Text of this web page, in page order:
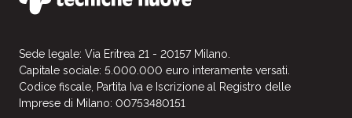
Sede legale: Via Eritrea 21 - 20157 Milano.
Capitale sociale: 5.000.000 euro interamente versati.
Codice fiscale, Partita Iva e Iscrizione al Registro delle
Imprese di Milano: 00753480151